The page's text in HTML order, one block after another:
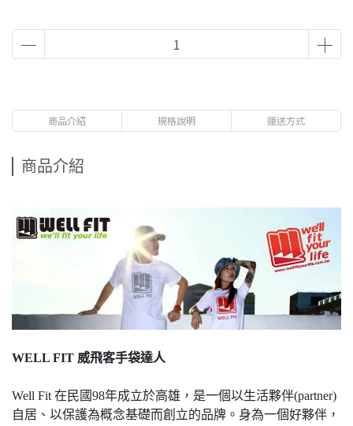
商品介紹 規格說明 運送方式
商品介紹
WELL FIT 威飛客手袋達人
Well Fit 在民國98年成立於高雄，是一個以生活夥伴(partner)
自居、以保護為概念基礎而創立的品牌。身為一個好夥伴，